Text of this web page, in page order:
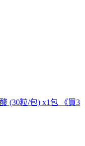
(30粒/包) x1包 《買3